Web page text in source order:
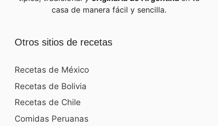
casa de manera fácil y sencilla.
Otros sitios de recetas
Recetas de México
Recetas de Bolivia
Recetas de Chile
Comidas Peruanas